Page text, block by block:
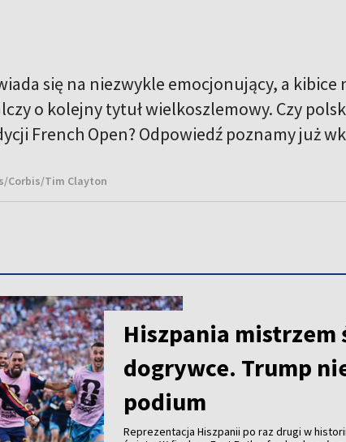
się na niezwykle emocjonujący, a kibice
o kolejny tytuł wielkoszlemowy. Czy
French Open? Odpowiedź poznamy już
Corbis/Tim Clayton
Hiszpania mistrzem
dogrywce. Trump
podium
Reprezentacja Hiszpanii po raz drugi w